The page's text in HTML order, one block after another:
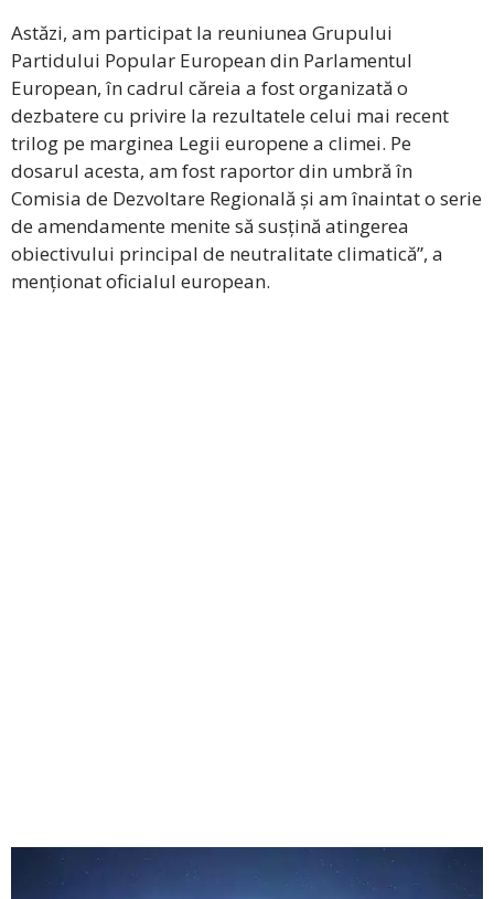
Astăzi, am participat la reuniunea Grupului
Partidului Popular European din Parlamentul
European, în cadrul căreia a fost organizată o
dezbatere cu privire la rezultatele celui mai recent
trilog pe marginea Legii europene a climei. Pe
dosarul acesta, am fost raportor din umbră în
Comisia de Dezvoltare Regională și am înaintat o serie
de amendamente menite să susțină atingerea
obiectivului principal de neutralitate climatică”, a
menționat oficialul european.